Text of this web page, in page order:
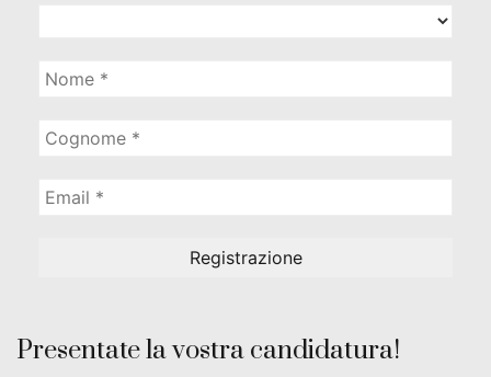
Presentate la vostra candidatura!